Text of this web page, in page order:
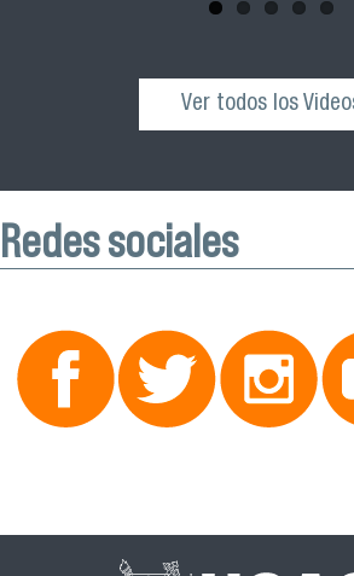
Ver todos los
Redes sociales